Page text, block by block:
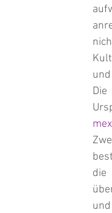
die